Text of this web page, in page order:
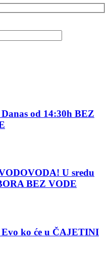
od 14:30h BEZ
U sredu
BEZ VODE
ko će u ČAJETINI